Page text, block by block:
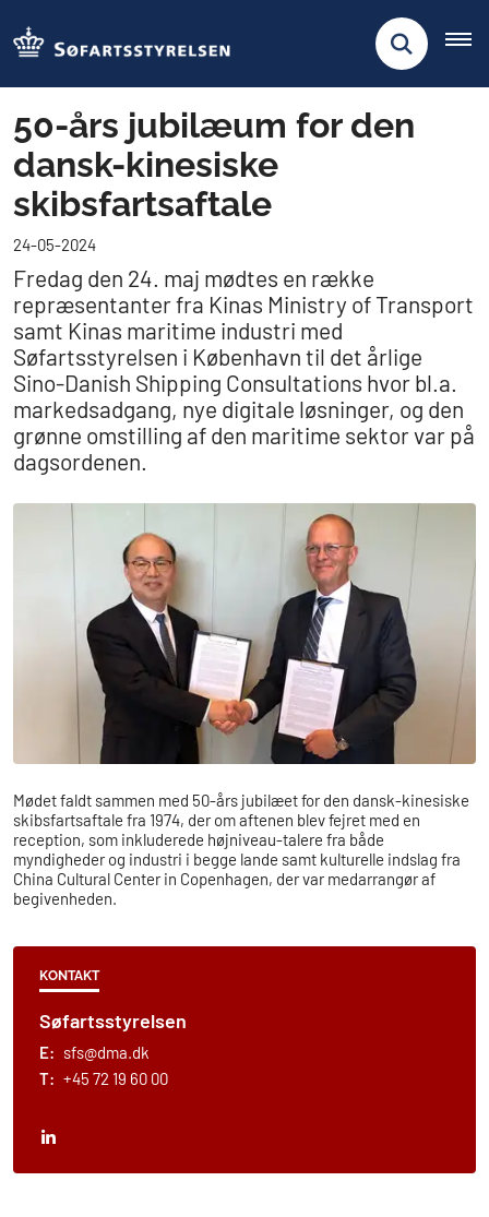
50-års jubilæum for den
dansk-kinesiske
skibsfartsaftale
24-05-2024
Fredag den 24. maj mødtes en række
repræsentanter fra Kinas Ministry of Transport
samt Kinas maritime industri med
Søfartsstyrelsen i København til det årlige
Sino-Danish Shipping Consultations hvor bl.a.
markedsadgang, nye digitale løsninger, og den
grønne omstilling af den maritime sektor var på
dagsordenen.
Mødet faldt sammen med 50-års jubilæet for den dansk-kinesiske
skibsfartsaftale fra 1974, der om aftenen blev fejret med en
reception, som inkluderede højniveau-talere fra både
myndigheder og industri i begge lande samt kulturelle indslag fra
China Cultural Center in Copenhagen, der var medarrangør af
begivenheden.
KONTAKT
Søfartsstyrelsen
E: sfs@dma.dk
T: +45 72 19 60 00